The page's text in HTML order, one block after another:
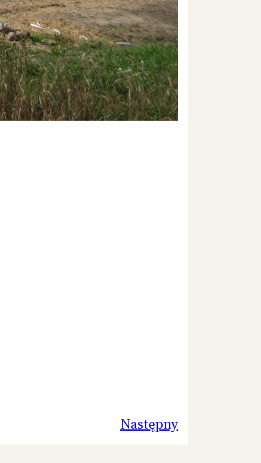
Następny